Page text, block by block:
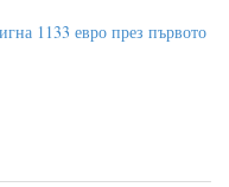
1133 евро през първото